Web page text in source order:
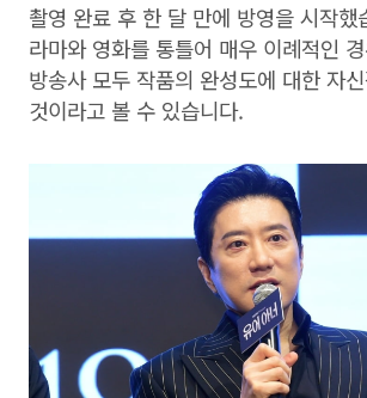
촬영 완료 후 한 달 만에 방영을 시작했
라마와 영화를 통틀어 매우 이례적인
방송사 모두 작품의 완성도에 대한 자
것이라고 볼 수 있습니다.